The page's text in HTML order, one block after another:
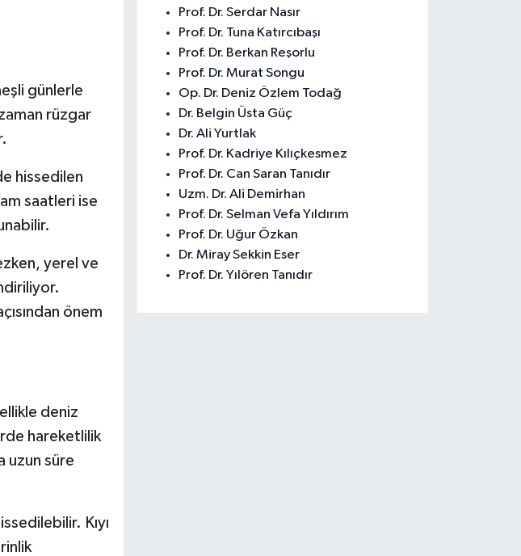
günlerle
rüzgar
hissedilen
saatleri ise
yerel ve
önem
deniz
hareketlilik
uzun süre
Kıyı
Prof. Dr. Serdar Nasır
Prof. Dr. Tuna Katırcıbaşı
Prof. Dr. Berkan Reşorlu
Prof. Dr. Murat Songu
Op. Dr. Deniz Özlem Todağ
Dr. Belgin Üsta Güç
Dr. Ali Yurtlak
Prof. Dr. Kadriye Kılıçkesmez
Prof. Dr. Can Saran Tanıdır
Uzm. Dr. Ali Demirhan
Prof. Dr. Selman Vefa Yıldırım
Prof. Dr. Uğur Özkan
Dr. Miray Sekkin Eser
Prof. Dr. Yılören Tanıdır